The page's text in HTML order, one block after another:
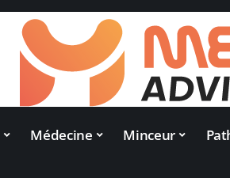
Médecine Minceur